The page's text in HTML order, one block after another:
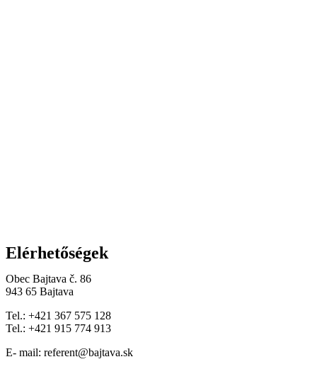
Elérhetőségek
Obec Bajtava č. 86
943 65 Bajtava
Tel.: +421 367 575 128
Tel.: +421 915 774 913
E- mail: referent@bajtava.sk